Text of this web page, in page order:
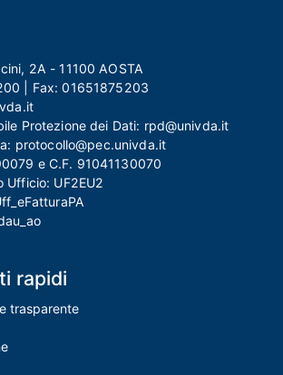
2A - 11100 AOSTA
| Fax:01651875203
Protezione dei Dati: rpd@univda.it
protocollo@pec.univda.it
e C.F. 91041130070
Ufficio: UF2EU2
rapidi
trasparente